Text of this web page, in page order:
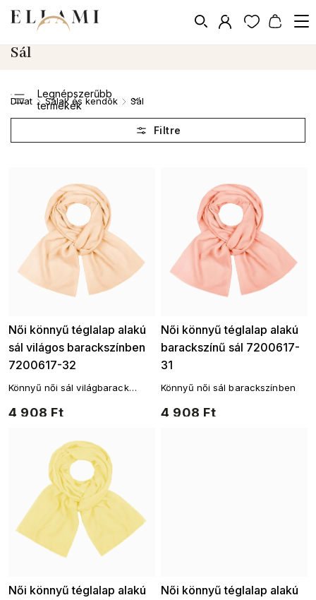
Divat / Sálak és kendõk / Sál
Sál
Legnépszerűbb
termékek
Legolcsóbb elöl
Legdrágább
Női könnyű téglalap alakú
sál világos barackszínben
7200617-32
4 908 Ft
Könnyű női sál világbarack
Női könnyű téglalap alakú
barackszínű sál 7200617-
31
4 908 Ft
Könnyű női sál barackszínben
Női könnyű téglalap alakú
Női könnyű téglalap alakú